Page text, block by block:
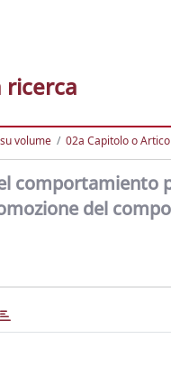
volume 02a Capitolo o
comportamiento
del